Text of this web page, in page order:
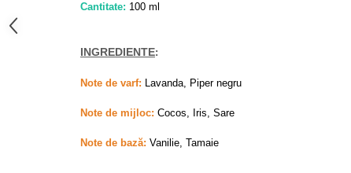
Jenny Glow
Lattafa Pride
Maison Alhambra
Cantitate: 100 ml
INGREDIENTE:
Note de varf: Lavanda, Piper negru
Note de mijloc: Cocos, Iris, Sare
Note de bază: Vanilie, Tamaie